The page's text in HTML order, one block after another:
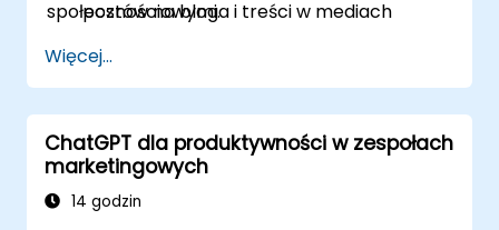
społecznościowymi.
postów na bloga i treści w mediach
Stworzyć chatbot zasilany przez
ChatGPT, aby poprawić obsługę klienta i
zaangażowanie.
Wdrożyć ChatGPT w swojej strategii
marketingowej, aby zaoszczędzić czas i
zwiększyć efektywność.
Więcej...
ChatGPT dla produktywności w zespołach
marketingowych
14 godzin